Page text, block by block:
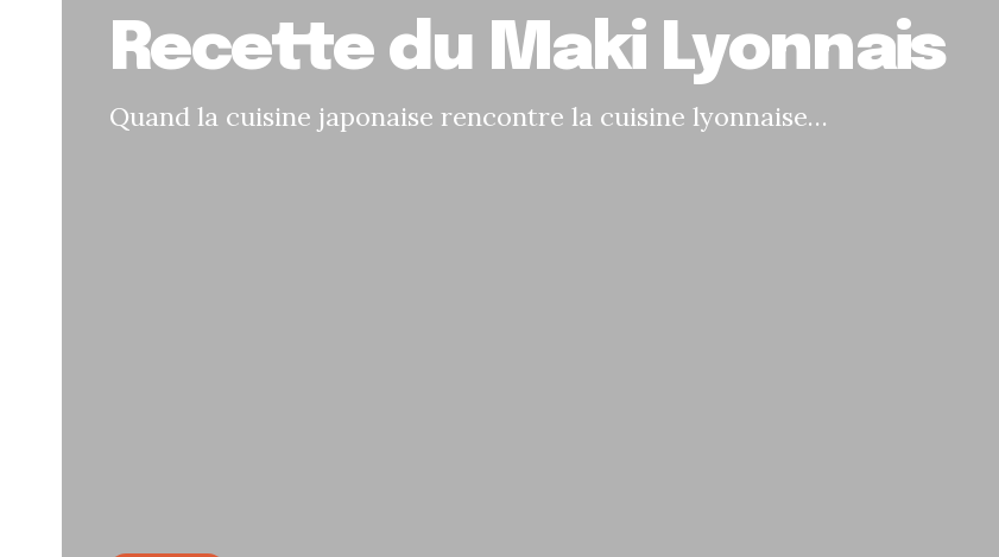
Recette du Maki Lyonnais
Quand la cuisine japonaise rencontre la cuisine lyonnaise…